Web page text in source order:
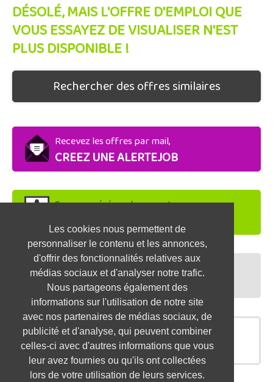
Les cookies nous permettent de
personnaliser le contenu et les annonces,
d'offrir des fonctionnalités relatives aux
médias sociaux et d'analyser notre trafic.
Nous partageons également des
informations sur l'utilisation de notre site
avec nos partenaires de médias sociaux, de
publicité et d'analyse, qui peuvent combiner
celles-ci avec d'autres informations que vous
leur avez fournies ou qu'ils ont collectées
lors de votre utilisation de leurs services.
DÉSOLÉ, MAIS L'OFFRE D'EMPLOI QUE
VOUS ESSAYEZ DE VISUALISER N'EST
PLUS DISPONIBLE !
Rechercher des offres similaires
Recevez les offres par mail,
CREEZ UNE ALERTEJOB
Soyez repéré par les recruteurs,
DEPOSEZ VOTRE CV
Préparez vos entretiens,
TESTEZ-VOUS
OFFRES SIMILAIRES